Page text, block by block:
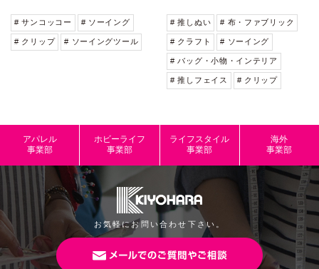
# サンコッコー # ソーイング
# クリップ # ソーイングツール
# 推しぬい # 布・ファブリック
# クラフト # ソーイング
# バッグ・小物・インテリア
# 推しフェイス # クリップ
アパレル
事業部
ホビーライフ
事業部
ライフスタイル
事業部
海外
事業部
お気軽にお問い合わせ下さい。